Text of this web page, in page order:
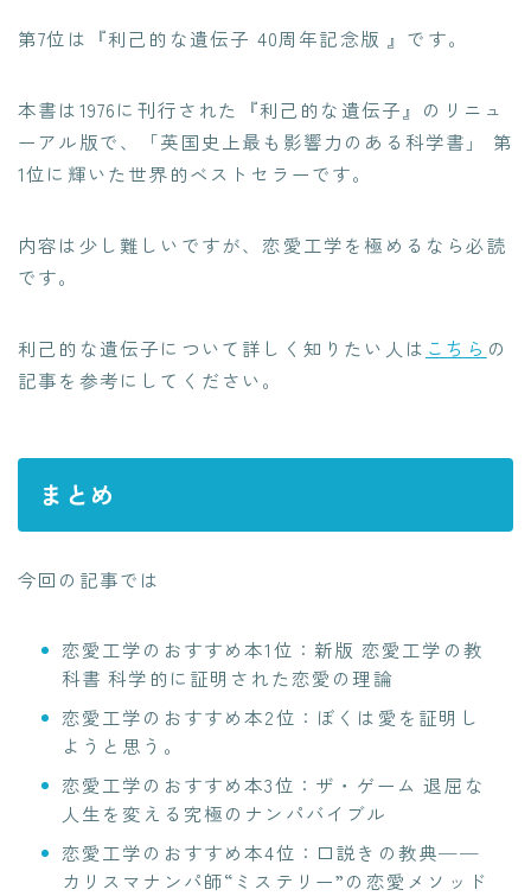
第7位は『利己的な遺伝子 40周年記念版 』です。
本書は1976に刊行された『利己的な遺伝子』のリニュ
ーアル版で、「英国史上最も影響力のある科学書」 第
1位に輝いた世界的ベストセラーです。
内容は少し難しいですが、恋愛工学を極めるなら必読
です。
利己的な遺伝子について詳しく知りたい人は こちら の
記事を参考にしてください。
まとめ
今回の記事では
恋愛工学のおすすめ本1位：新版 恋愛工学の教
科書 科学的に証明された恋愛の理論
恋愛工学のおすすめ本2位：ぼくは愛を証明し
ようと思う。
恋愛工学のおすすめ本3位：ザ・ゲーム 退屈な
人生を変える究極のナンパバイブル
恋愛工学のおすすめ本4位：口説きの教典──
カリスマナンパ師“ミステリー”の恋愛メソッド